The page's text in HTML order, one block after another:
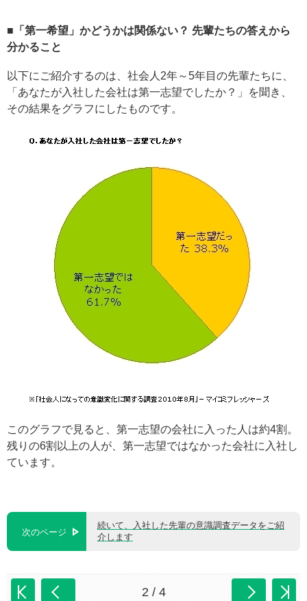
■「第一希望」かどうかは関係ない？ 先輩たちの答えから
分かること
以下にご紹介するのは、社会人2年～5年目の先輩たちに、
「あなたが入社した会社は第一志望でしたか？」を聞き、
その結果をグラフにしたものです。
このグラフで見ると、第一志望の会社に入った人は約4割。
残りの6割以上の人が、第一志望ではなかった会社に入社し
ています。
次のページ
続いて、入社した先輩の意識調査データをご紹
介します
2 / 4